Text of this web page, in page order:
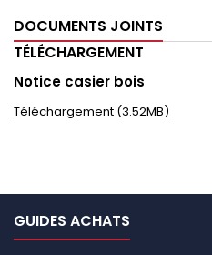
DOCUMENTS JOINTS
TÉLÉCHARGEMENT
Notice casier bois
Téléchargement (3.52MB)
GUIDES ACHATS